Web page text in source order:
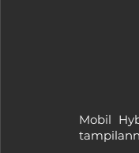
Mobil